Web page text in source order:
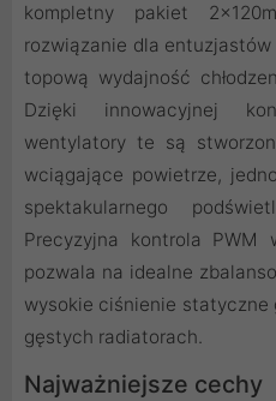
kompletny pakiet
rozwiązanie dla entuzjastów
topową wydajność
Dzięki innowacyjnej
wentylatory te są
wciągające powietrze,
spektakularnego
Precyzyjna kontrola PWM
pozwala na idealne
wysokie ciśnienie
gęstych radiatorach.
Najważniejsze cechy